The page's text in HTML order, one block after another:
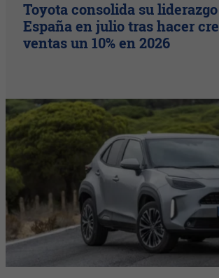
Toyota consolida su
España en julio tras hacer
ventas un 10% en 2026